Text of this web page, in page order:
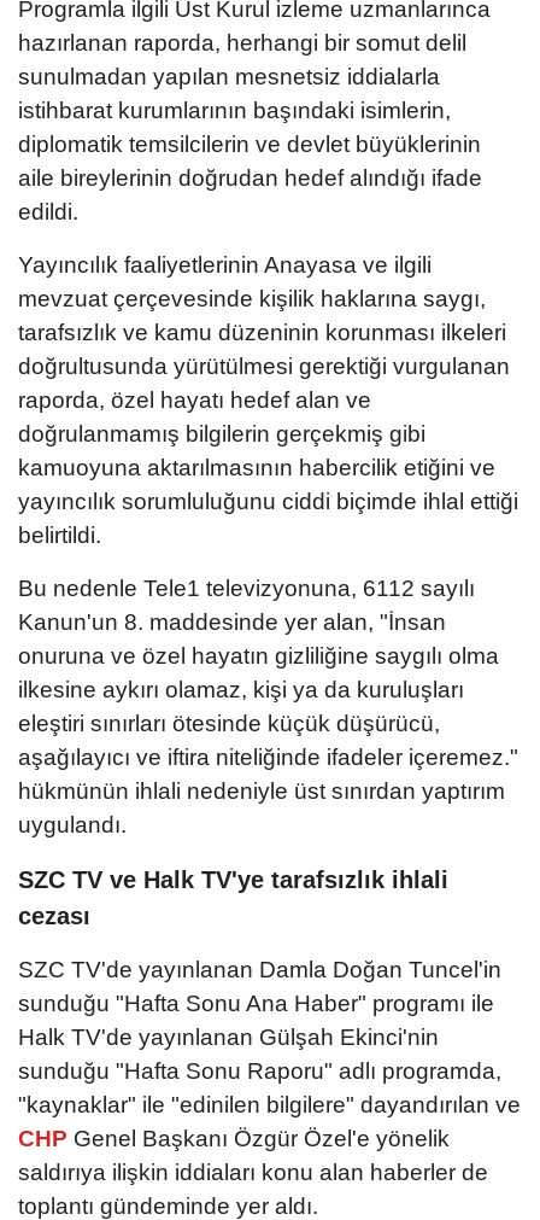
Programla ilgili Üst Kurul izleme uzmanlarınca
hazırlanan raporda, herhangi bir somut delil
sunulmadan yapılan mesnetsiz iddialarla
istihbarat kurumlarının başındaki isimlerin,
diplomatik temsilcilerin ve devlet büyüklerinin
aile bireylerinin doğrudan hedef alındığı ifade
edildi.
Yayıncılık faaliyetlerinin Anayasa ve ilgili
mevzuat çerçevesinde kişilik haklarına saygı,
tarafsızlık ve kamu düzeninin korunması ilkeleri
doğrultusunda yürütülmesi gerektiği vurgulanan
raporda, özel hayatı hedef alan ve
doğrulanmamış bilgilerin gerçekmiş gibi
kamuoyuna aktarılmasının habercilik etiğini ve
yayıncılık sorumluluğunu ciddi biçimde ihlal ettiği
belirtildi.
Bu nedenle Tele1 televizyonuna, 6112 sayılı
Kanun'un 8. maddesinde yer alan, "İnsan
onuruna ve özel hayatın gizliliğine saygılı olma
ilkesine aykırı olamaz, kişi ya da kuruluşları
eleştiri sınırları ötesinde küçük düşürücü,
aşağılayıcı ve iftira niteliğinde ifadeler içeremez."
hükmünün ihlali nedeniyle üst sınırdan yaptırım
uygulandı.
SZC TV ve Halk TV'ye tarafsızlık ihlali
cezası
SZC TV'de yayınlanan Damla Doğan Tuncel'in
sunduğu "Hafta Sonu Ana Haber" programı ile
Halk TV'de yayınlanan Gülşah Ekinci'nin
sunduğu "Hafta Sonu Raporu" adlı programda,
"kaynaklar" ile "edinilen bilgilere" dayandırılan ve
CHP Genel Başkanı Özgür Özel'e yönelik
saldırıya ilişkin iddiaları konu alan haberler de
toplantı gündeminde yer aldı.